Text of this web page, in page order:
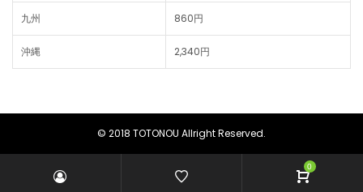
九州 860円
沖縄 2,340円
© 2018 TOTONOU Allright Reserved.
0